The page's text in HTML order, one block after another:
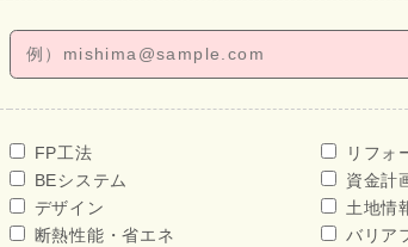
FP工法
リフォ
BEシステム
資金計
デザイン
土地情
断熱性能・省エネ
バリア